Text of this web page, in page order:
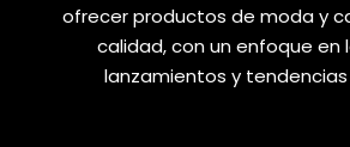
ofrecer productos de moda y
calidad, con un enfoque en
lanzamientos y